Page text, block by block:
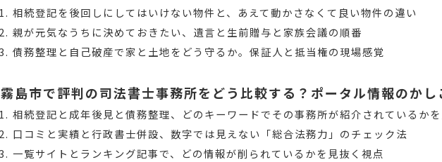
相続登記を後回しにしてはいけない物件と、あえて動かさなくて良い物件の違い
親が元気なうちに決めておきたい、遺言と生前贈与と家族会議の順番
債務整理と自己破産で家と土地をどう守るか。保証人と抵当権の現場感覚
霧島市で評判の司法書士事務所をどう比較する？ポータル情報のかし
相続登記と成年後見と債務整理、どのキーワードでその事務所が紹介されているかを
口コミと実績と行政書士併設、数字では見えない「総合法務力」のチェック法
一覧サイトとランキング記事で、どの情報が削られているかを見抜く視点